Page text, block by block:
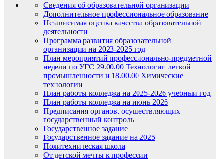
Сведения об образовательной организации
Дополнительное профессиональное образование
Независимая оценка качества образовательной
деятельности
Программа развития образовательной
организации на 2023-2025 год
План мероприятий профессионально-предметной
недели по УГС 29.00.00 Технологии легкой
промышленности и 18.00.00 Химические
технологии
План работы колледжа на 2025-2026 учебный год
План работы колледжа на июнь 2026
Предписания органов, осуществляющих
государственный контроль
Государственное задание
Государственное задание на 2025
Политехническая школа
От детской мечты к профессии